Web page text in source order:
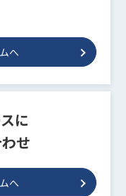
へ
に
せ
へ